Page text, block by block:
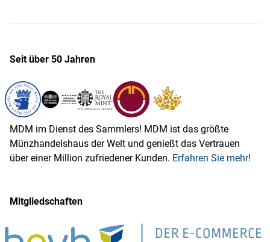
Seit über 50 Jahren
MDM im Dienst des Sammlers! MDM ist das größte
Münzhandelshaus der Welt und genießt das Vertrauen
über einer Million zufriedener Kunden. Erfahren Sie mehr!
Mitgliedschaften